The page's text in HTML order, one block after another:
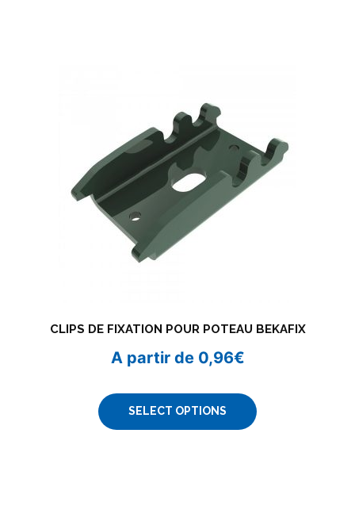
CLIPS DE FIXATION POUR POTEAU BEKAFIX
A partir de 0,96€
SELECT OPTIONS